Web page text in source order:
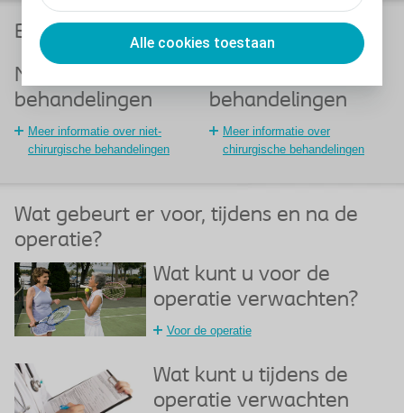
Alle cookies toestaan
Behandelopties
Niet-chirurgische
behandelingen
Meer informatie over niet-
chirurgische behandelingen
behandelingen
Meer informatie over
chirurgische behandelingen
Wat gebeurt er voor, tijdens en na de
operatie?
Wat kunt u voor de
operatie verwachten?
Voor de operatie
Wat kunt u tijdens de
operatie verwachten